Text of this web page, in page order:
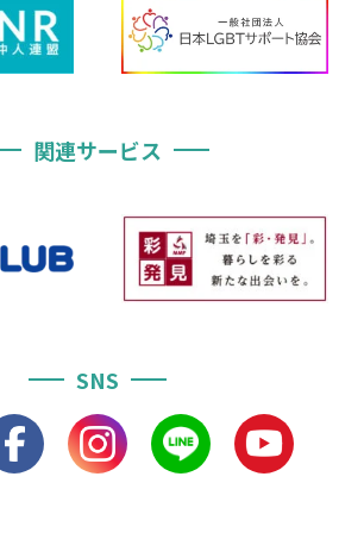
関連サービス
SNS